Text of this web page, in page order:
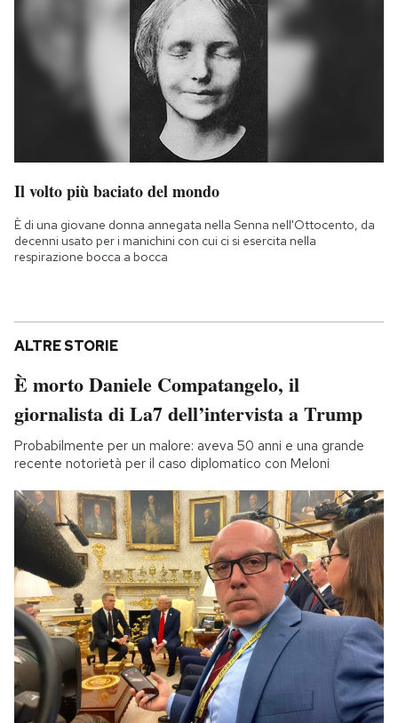
Il volto più baciato del mondo
È di una giovane donna annegata nella Senna nell'Ottocento, da
decenni usato per i manichini con cui ci si esercita nella
respirazione bocca a bocca
ALTRE STORIE
È morto Daniele Compatangelo, il
giornalista di La7 dell’intervista a Trump
Probabilmente per un malore: aveva 50 anni e una grande
recente notorietà per il caso diplomatico con Meloni